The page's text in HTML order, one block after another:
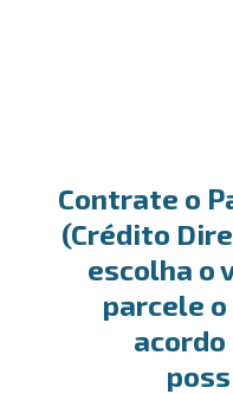
Contrate o
(Crédito
escolha o
parcele
acordo